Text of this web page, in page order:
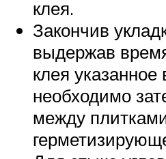
клея.
Закончив
выдержав
клея указанное
необходимо
между